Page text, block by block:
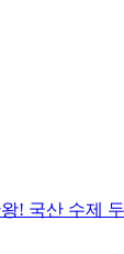
! 국산 수제